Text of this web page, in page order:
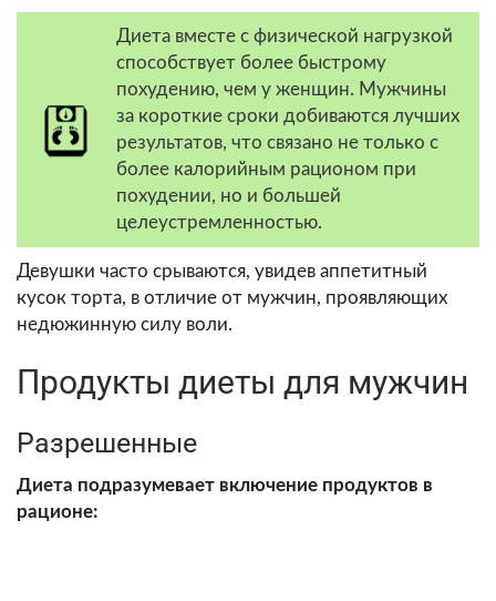
Диета вместе с физической нагрузкой
способствует более быстрому
похудению, чем у женщин. Мужчины
за короткие сроки добиваются лучших
результатов, что связано не только с
более калорийным рационом при
похудении, но и большей
целеустремленностью.
Девушки часто срываются, увидев аппетитный
кусок торта, в отличие от мужчин, проявляющих
недюжинную силу воли.
Продукты диеты для мужчин
Разрешенные
Диета подразумевает включение продуктов в
рационе: